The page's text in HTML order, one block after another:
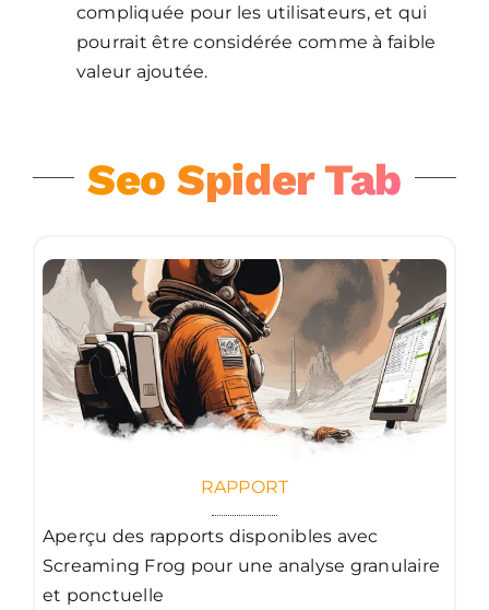
compliquée pour les utilisateurs, et qui
pourrait être considérée comme à faible
valeur ajoutée.
Seo Spider Tab
RAPPORT
Aperçu des rapports disponibles avec
Screaming Frog pour une analyse granulaire
et ponctuelle